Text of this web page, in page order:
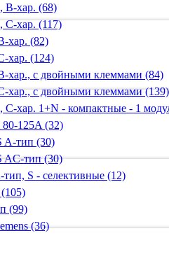
B-хар. (68)
C-хар. (117)
хар. (82)
хар. (124)
хар., с двойными клеммами (84)
хар., с двойными клеммами (139)
хар. 1+N - компактные - 1
125A (32)
A-тип (30)
AС-тип (30)
тип, S - селективные (12)
(99)
(36)